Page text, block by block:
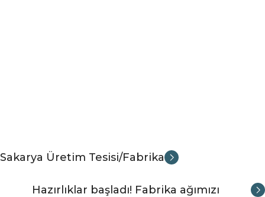
Sakarya Üretim Tesisi/Fabrika
Hazırlıklar başladı! Fabrika ağımızı